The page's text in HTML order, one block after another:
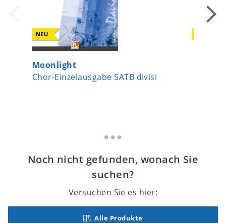
NEU
Moonlight
Chor-Einzelausgabe SATB divisi
Noch nicht gefunden, wonach Sie
suchen?
Versuchen Sie es hier:
Alle Produkte